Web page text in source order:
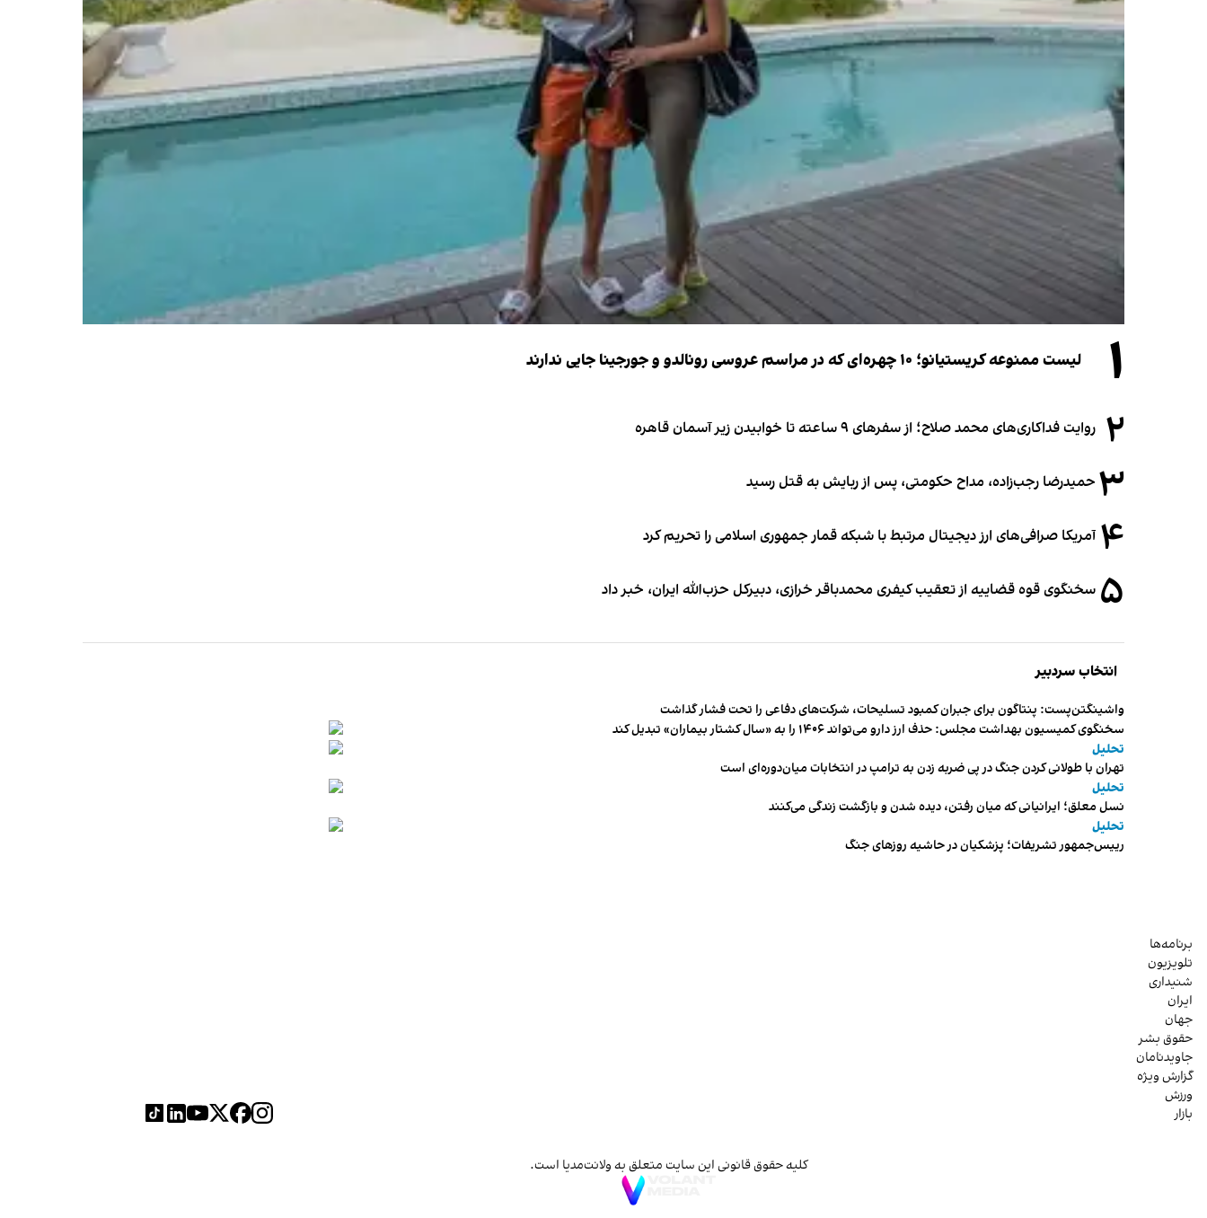
۱ لیست ممنوعه کریستیانو؛ ۱۰ چهره‌ای که در مراسم عروسی رونالدو و جورجینا جایی ندارند
۲ روایت فداکاری‌های محمد صلاح؛ از سفرهای ۹ ساعته تا خوابیدن زیر آسمان قاهره
۳ حمیدرضا رجب‌زاده، مداح حکومتی، پس از ربایش به قتل رسید
۴ آمریکا صرافی‌های ارز دیجیتال مرتبط با شبکه قمار جمهوری اسلامی را تحریم کرد
۵ سخنگوی قوه قضاییه از تعقیب کیفری محمدباقر خرازی، دبیر‌کل حزب‌الله ایران، خبر داد
انتخاب سردبیر
واشینگتن‌پست: پنتاگون برای جبران کمبود تسلیحات، شرکت‌های دفاعی را تحت فشار گذاشت
سخنگوی کمیسیون بهداشت مجلس: حذف ارز دارو می‌تواند ۱۴۰۶ را به «سال کشتار بیماران» تبدیل کند
تحلیل
تهران با طولانی کردن جنگ در پی ضربه زدن به ترامپ در انتخابات میان‌دوره‌ای است
تحلیل
نسل معلق؛ ایرانیانی که میان رفتن، دیده شدن و بازگشت زندگی می‌کنند
تحلیل
رییس‌جمهور تشریفات؛ پزشکیان در حاشیه روزهای جنگ
برنامه‌ها
تلویزیون
شنیداری
ایران
جهان
حقوق بشر
جاویدنامان
گزارش ویژه
ورزش
بازار
کلیه حقوق قانونی این سایت متعلق به ولانت‌مدیا است.